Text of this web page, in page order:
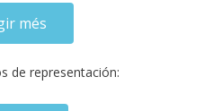
més
de representación: